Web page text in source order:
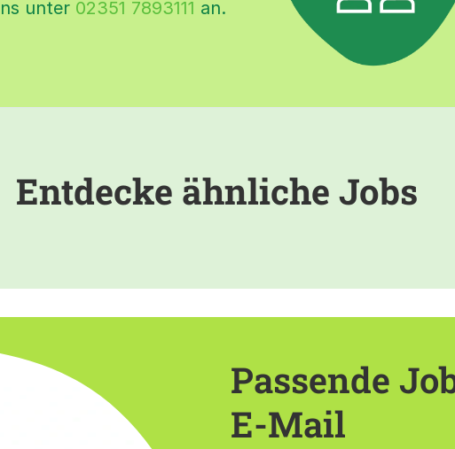
unter 02351 7893111 an.
Entdecke ähnliche Jobs
Passende
E-Mail